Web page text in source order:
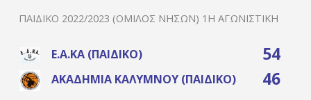
ΠΑΙΔΙΚΌ 2022/2023 (ΌΜΙΛΟΣ ΝΉΣΩΝ) 1Η ΑΓΩΝΙΣΤΙΚΉ
Ε.Α.ΚΑ (ΠΑΙΔΙΚΌ) 54
ΑΚΑΔΗΜΊΑ ΚΑΛΎΜΝΟΥ (ΠΑΙΔΙΚΌ) 46